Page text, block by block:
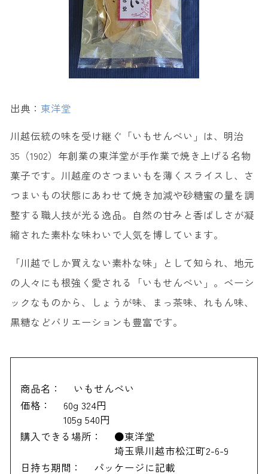
出典： 東洋堂
川越伝統の味を受け継ぐ「いもせんべい」は、明治
35（1902）年創業の東洋堂が手作業で焼き上げる名物
菓子です。川越産のさつまいもを薄くスライスし、さ
つまいもの状態にあわせて焼き加減や砂糖蜜の量を調
整する職人技が光る逸品。自然の甘みと香ばしさが凝
縮された素朴な味わいで人気を博しています。
「川越でしか買えない素朴な味」として知られ、地元
の人々にも根強く愛される「いもせんべい」。ベーシ
ックなものから、しょうが味、まっ茶味、れもん味、
黒糖などバリエーションも豊富です。
商品名：
いもせんべい
価格：
60g 324円
105g 540円
購入できる場所：
●東洋堂
埼玉県川越市松江町2-6-9
日持ち期間：
パッケージに記載